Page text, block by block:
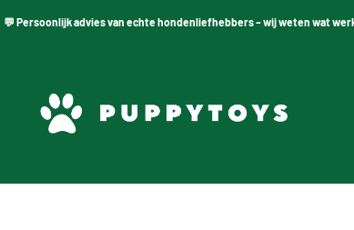
💬 Persoonlijk advies van echte hondenliefhebbers – wij weten wat werkt